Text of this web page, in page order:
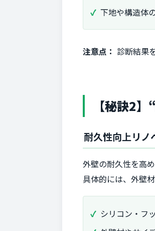
下地や構造体
注意点： 診断結果
【秘訣2
耐久性向上リノ
外壁の耐久性を高
具体的には、外壁
シリコン・フ